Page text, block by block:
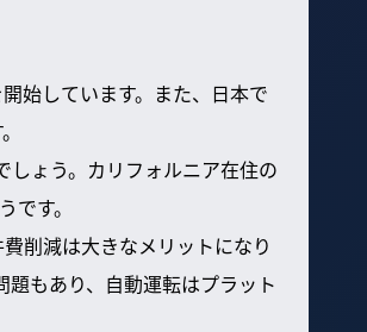
始しています。また、日本で
ょう。カリフォルニア在住の
す。
削減は大きなメリットになり
もあり、自動運転はプラット